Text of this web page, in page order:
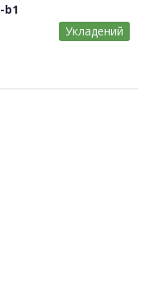
b1
Укладений